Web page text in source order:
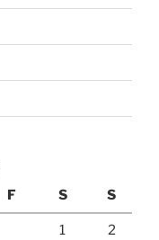
F S S
1 2